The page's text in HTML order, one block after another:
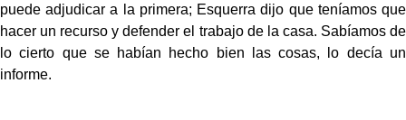
puede adjudicar a la primera; Esquerra dijo que teníamos que
hacer un recurso y defender el trabajo de la casa. Sabíamos de
lo cierto que se habían hecho bien las cosas, lo decía un
informe.